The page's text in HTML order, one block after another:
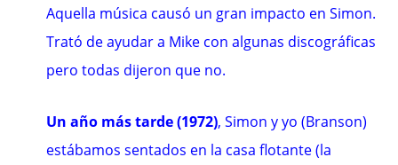
Aquella música causó un gran impacto en Simon.
Trató de ayudar a Mike con algunas discográficas
pero todas dijeron que no.
Un año más tarde (1972), Simon y yo (Branson)
estábamos sentados en la casa flotante (la